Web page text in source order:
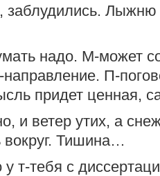
заблудились. Лыжню
надо. М-может
П-
придет ценная,
и ветер утих, а
Тишина…
у т-тебя с